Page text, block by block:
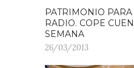
PATRIMONIO
RADIO. COPE
SEMANA
26/03/2013